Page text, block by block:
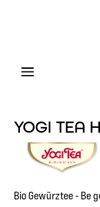
YOGI TEA
Bio Gewürztee - Be